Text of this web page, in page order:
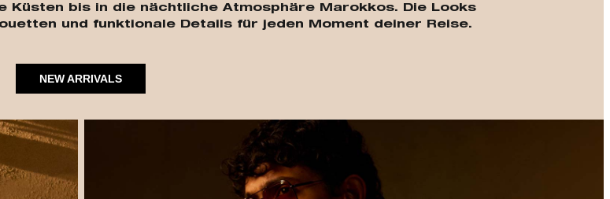
bis in die nächtliche Atmosphäre Marokkos. Die Looks
und funktionale Details für jeden Moment deiner Reise.
NEW ARRIVALS